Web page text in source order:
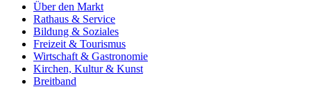
Über den Markt
Rathaus & Service
Bildung & Soziales
Freizeit & Tourismus
Wirtschaft & Gastronomie
Kirchen, Kultur & Kunst
Breitband